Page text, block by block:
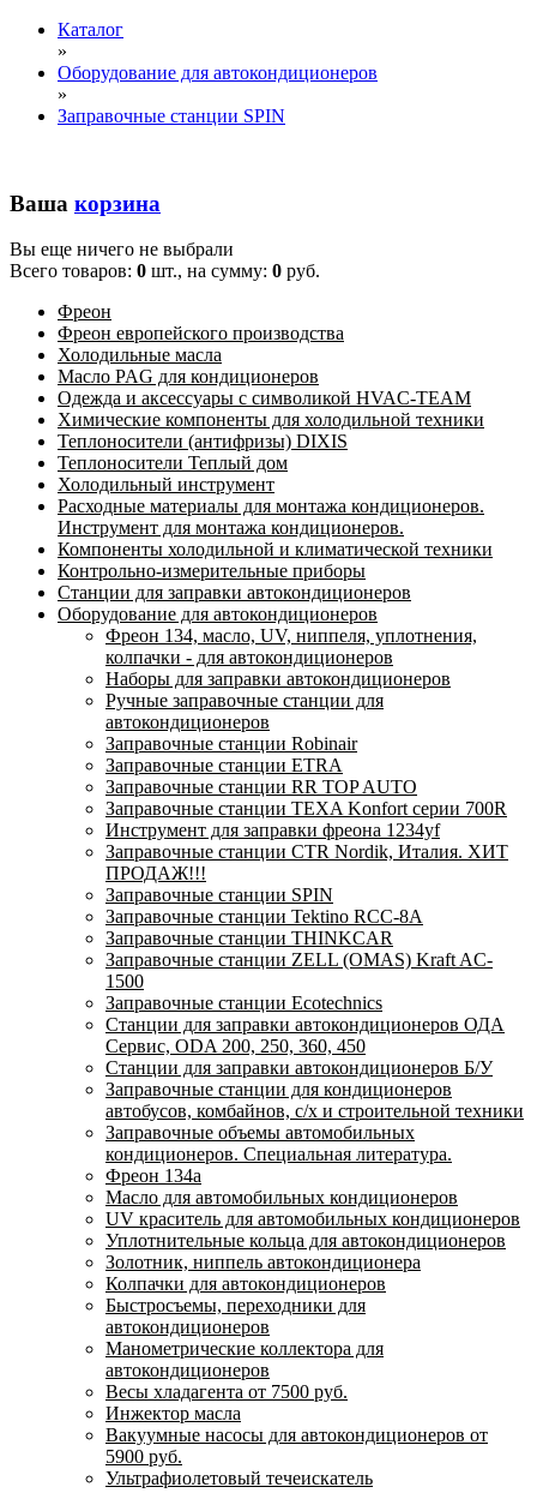
Каталог
»
Оборудование для автокондиционеров
»
Заправочные станции SPIN
Ваша корзина
Вы еще ничего не выбрали
Всего товаров: 0 шт., на сумму: 0 руб.
Фреон
Фреон европейского производства
Холодильные масла
Масло PAG для кондиционеров
Одежда и аксессуары с символикой HVAC-TEAM
Химические компоненты для холодильной техники
Теплоносители (антифризы) DIXIS
Теплоносители Теплый дом
Холодильный инструмент
Расходные материалы для монтажа кондиционеров.
Инструмент для монтажа кондиционеров.
Компоненты холодильной и климатической техники
Контрольно-измерительные приборы
Станции для заправки автокондиционеров
Оборудование для автокондиционеров
Фреон 134, масло, UV, ниппеля, уплотнения,
колпачки - для автокондиционеров
Наборы для заправки автокондиционеров
Ручные заправочные станции для
автокондиционеров
Заправочные станции Robinair
Заправочные станции ETRA
Заправочные станции RR TOP AUTO
Заправочные станции TEXA Konfort серии 700R
Инструмент для заправки фреона 1234yf
Заправочные станции CTR Nordik, Италия. ХИТ
ПРОДАЖ!!!
Заправочные станции SPIN
Заправочные станции Tektino RCC-8A
Заправочные станции THINKCAR
Заправочные станции ZELL (OMAS) Kraft AC-
1500
Заправочные станции Ecotechnics
Станции для заправки автокондиционеров ОДА
Сервис, ODA 200, 250, 360, 450
Станции для заправки автокондиционеров Б/У
Заправочные станции для кондиционеров
автобусов, комбайнов, с/х и строительной техники
Заправочные объемы автомобильных
кондиционеров. Специальная литература.
Фреон 134a
Масло для автомобильных кондиционеров
UV краситель для автомобильных кондиционеров
Уплотнительные кольца для автокондиционеров
Золотник, ниппель автокондиционера
Колпачки для автокондиционеров
Быстросъемы, переходники для
автокондиционеров
Манометрические коллектора для
автокондиционеров
Весы хладагента от 7500 руб.
Инжектор масла
Вакуумные насосы для автокондиционеров от
5900 руб.
Ультрафиолетовый течеискатель